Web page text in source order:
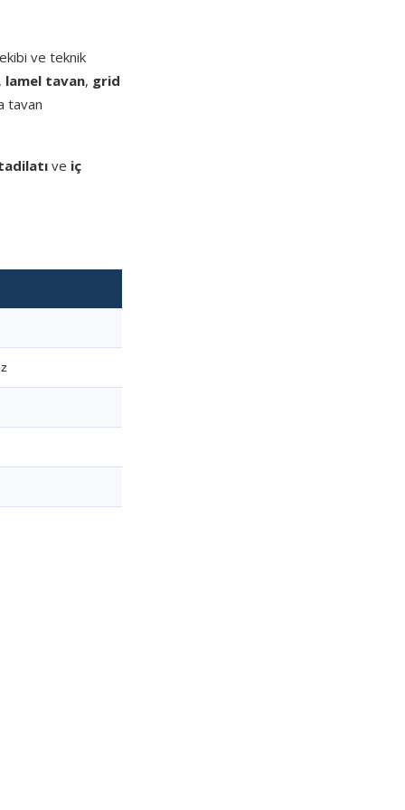
ve teknik
, lamel tavan, grid
tavan
ve iç